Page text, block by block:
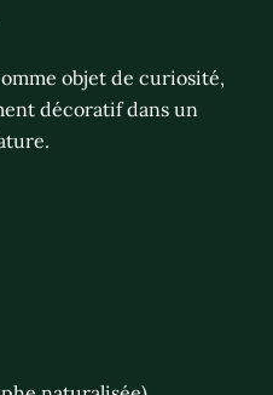
objet de curiosité,
décoratif dans un